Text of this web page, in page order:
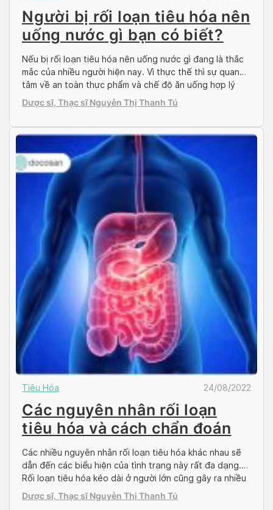
Người bị rối loạn tiêu hóa nên
uống nước gì bạn có biết?
Nếu bị rối loạn tiêu hóa nên uống nước gì đang là thắc
mắc của nhiều người hiện nay. Vì thực thế thì sự quan
tâm về an toàn thực phẩm và chế độ ăn uống hợp lý
luôn là tiêu điểm của mọi người trong nhiều năm gần
đây. Nhiều bệnh về đường tiêu […]
Dược sĩ, Thạc sĩ Nguyễn Thị Thanh Tú
Tiêu Hóa 24/08/2022
Các nguyên nhân rối loạn
tiêu hóa và cách chẩn đoán
Các nhiều nguyên nhân rối loạn tiêu hóa khác nhau sẽ
dẫn đến các biểu hiện của tình trạng này rất đa dạng.
Rối loạn tiêu hóa kéo dài ở người lớn cũng gây ra nhiều
khó chịu, thậm chí tác động tiêu cực đến sinh hoạt
hằng ngày và tinh thần của người bệnh. […]
Dược sĩ, Thạc sĩ Nguyễn Thị Thanh Tú